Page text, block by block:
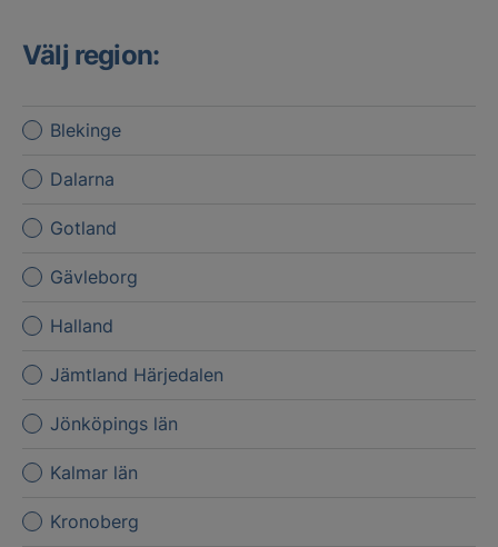
Välj region:
Blekinge
Dalarna
Gotland
Gävleborg
Halland
Jämtland Härjedalen
Jönköpings län
Kalmar län
Kronoberg